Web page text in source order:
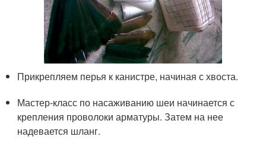
Прикрепляем перья к канистре, начиная с хвоста.
Мастер-класс по насаживанию шеи начинается с
крепления проволоки арматуры. Затем на нее
надевается шланг.